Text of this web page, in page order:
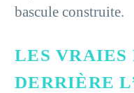
bascule construite.
LES VRAIES
DERRIÈRE